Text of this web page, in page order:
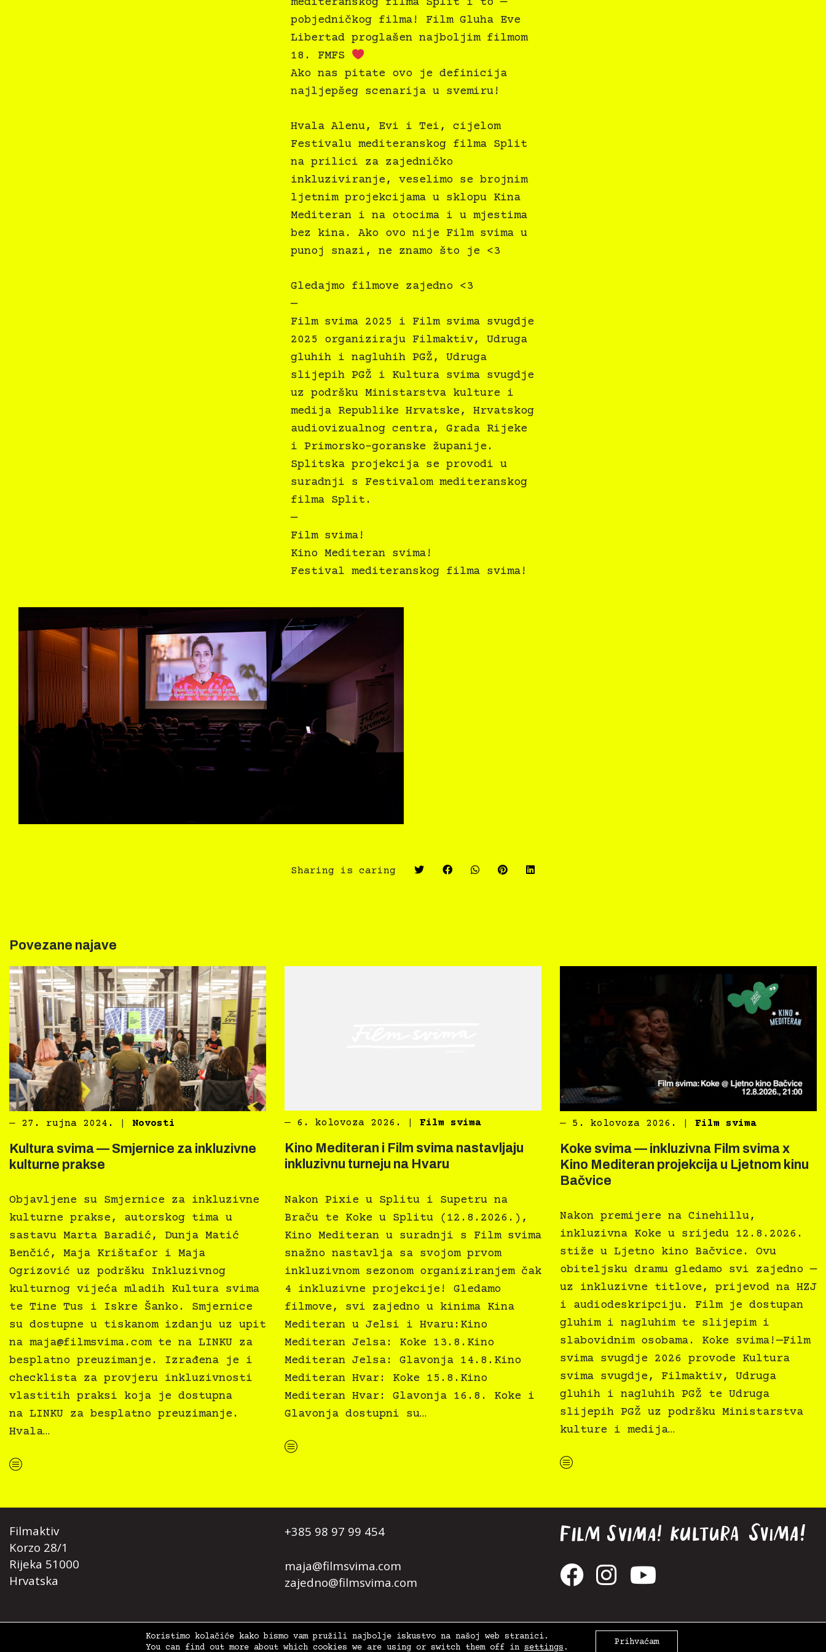
pobjedničkog filma! Film Gluha Eve
Libertad proglašen najboljim filmom
18. FMFS
Ako nas pitate ovo je definicija
najljepšeg scenarija u svemiru!
Hvala Alenu, Evi i Tei, cijelom
Festivalu mediteranskog filma Split
na prilici za zajedničko
inkluziviranje, veselimo se brojnim
ljetnim projekcijama u sklopu Kina
Mediteran i na otocima i u mjestima
bez kina. Ako ovo nije Film svima u
punoj snazi, ne znamo što je <3
Gledajmo filmove zajedno <3
—
Film svima 2025 i Film svima svugdje
2025 organiziraju Filmaktiv, Udruga
gluhih i nagluhih PGŽ, Udruga
slijepih PGŽ i Kultura svima svugdje
uz podršku Ministarstva kulture i
medija Republike Hrvatske, Hrvatskog
audiovizualnog centra, Grada Rijeke
i Primorsko-goranske županije.
Splitska projekcija se provodi u
suradnji s Festivalom mediteranskog
filma Split.
—
Film svima!
Kino Mediteran svima!
Festival mediteranskog filma svima!
Sharing is caring
Povezane najave
― 27. rujna 2024. Novosti
Kultura svima — Smjernice za inkluzivne
kulturne prakse
Objavljene su Smjernice za inkluzivne
kulturne prakse, autorskog tima u
sastavu Marta Baradić, Dunja Matić
Benčić, Maja Krištafor i Maja
Ogrizović uz podršku Inkluzivnog
kulturnog vijeća mladih Kultura svima
te Tine Tus i Iskre Šanko. Smjernice
su dostupne u tiskanom izdanju uz upit
na maja@filmsvima.comte na LINKU za
besplatno preuzimanje. Izrađena je i
checklista za provjeru inkluzivnosti
vlastitih praksi koja je dostupna
na LINKU za besplatno preuzimanje.
Hvala…
“Kultura svima — Smjernice za inkluzivne kulturne prakse”
― 6. kolovoza 2026. Film svima
Kino Mediteran i Film svima nastavljaju
inkluzivnu turneju na Hvaru
Nakon Pixie u Splitu i Supetru na
Braču te Koke u Splitu (12.8.2026.),
Kino Mediteran u suradnji s Film svima
snažno nastavlja sa svojom prvom
inkluzivnom sezonom organiziranjem čak
4 inkluzivne projekcije! Gledamo
filmove, svi zajedno u kinima Kina
Mediteran u Jelsi i Hvaru:Kino
Mediteran Jelsa: Koke 13.8.Kino
Mediteran Jelsa: Glavonja 14.8.Kino
Mediteran Hvar: Koke 15.8.Kino
Mediteran Hvar: Glavonja 16.8. Koke i
Glavonja dostupni su…
“Kino Mediteran i Film svima nastavljaju inkluzivnu turneju na Hvaru”
― 5. kolovoza 2026. Film svima
Koke svima — inkluzivna Film svima x
Kino Mediteran projekcija u Ljetnom kinu
Bačvice
Nakon premijere na Cinehillu,
inkluzivna Koke u srijedu 12.8.2026.
stiže u Ljetno kino Bačvice. Ovu
obiteljsku dramu gledamo svi zajedno —
uz inkluzivne titlove, prijevod na HZJ
i audiodeskripciju. Film je dostupan
gluhim i nagluhim te slijepim i
slabovidnim osobama. Koke svima!—Film
svima svugdje 2026 provode Kultura
svima svugdje, Filmaktiv, Udruga
gluhih i nagluhih PGŽ te Udruga
slijepih PGŽ uz podršku Ministarstva
kulture i medija…
“Koke svima — inkluzivna Film svima x Kino Mediteran projekcija u Ljetnom kinu Bačvice”
Filmaktiv
Korzo 28/1
Rijeka 51000
Hrvatska
+385 98 97 99 454
maja@filmsvima.com
zajedno@filmsvima.com
© 2026. Film Svima -Filmaktiv|Postavke kolačića,Uvjeti korištenja| Design:Anja Kralj+Teja Ideja, Site:WiseMedia
Koristimo kolačiće kako bismo vam pružili najbolje iskustvo na našoj web stranici.
You can find out more about which cookies we are using or switch them off in settings .
Prihvaćam